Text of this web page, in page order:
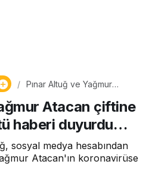
Pınar Altuğ ve Yağmur
Kötü haberi duyurdu…
Atacan çiftine
haberi duyurdu…
sosyal medya hesabından
Atacan'ın koronavirüse